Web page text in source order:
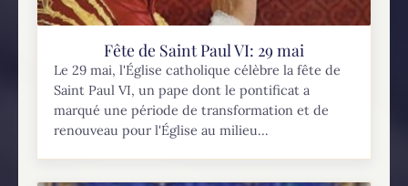
Fête de Saint Paul VI: 29 mai
Le 29 mai, l'Église catholique célèbre la fête de
Saint Paul VI, un pape dont le pontificat a
marqué une période de transformation et de
renouveau pour l'Église au milieu...